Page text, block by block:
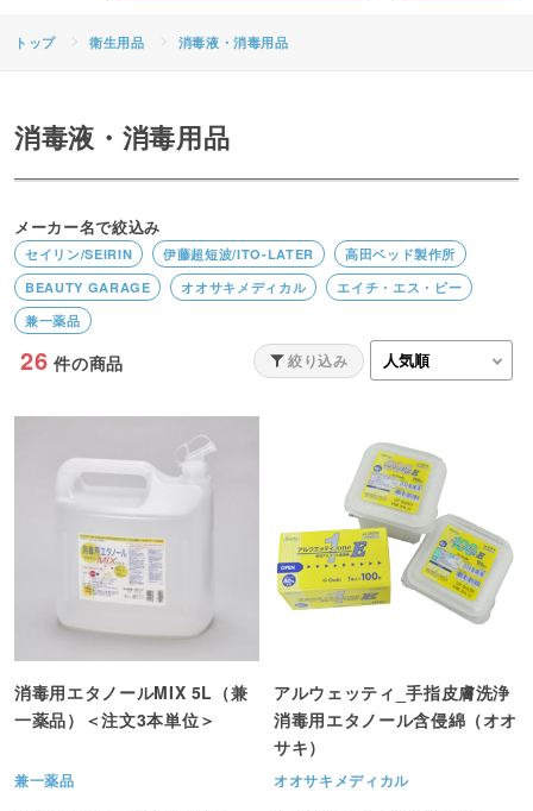
トップ 衛生用品 消毒液・消毒用品
消毒液・消毒用品
メーカー名で絞込み
セイリン/SEIRIN 伊藤超短波/ITO-LATER
高田ベッド製作所
BEAUTY GARAGE
オオサキメディカル
エイチ・エス・ピー
兼一薬品
26 件の商品 絞り込み
消毒用エタノールMIX 5L（兼
一薬品）＜注文3本単位＞
兼一薬品
アルウェッティ_手指皮膚洗浄
消毒用エタノール含侵綿（オオ
サキ）
オオサキメディカル